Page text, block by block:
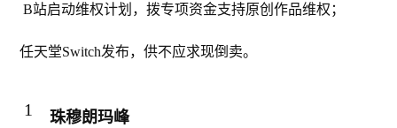
B站启动维权计划，拨专项资金支持原创作品维权；
任天堂Switch发布，供不应求现倒卖。
1 珠穆朗玛峰